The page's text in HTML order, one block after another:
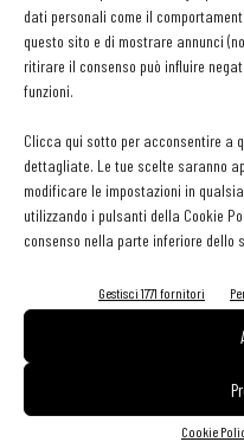
dati personali come il
questo sito e di mostrare annunci
ritirare il consenso può influire
funzioni.
Clicca qui sotto per acconsentire a
dettagliate. Le tue scelte saranno
modificare le impostazioni in
utilizzando i pulsanti della Cookie
consenso nella parte inferiore dello
Gestisci 1771 fornitori
Cookie
certi tipi di proposte.Nella
riguarderanno proprio i vini
garantiscano caratterisitche
carta dei vini del San Martino.
Il profilo
Rio San Martino
www.ristorantesanmartino.info
Superficie240 mq (160